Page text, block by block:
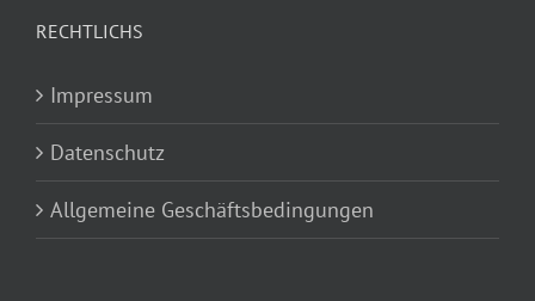
RECHTLICHS
Impressum
Datenschutz
Allgemeine Geschäftsbedingungen